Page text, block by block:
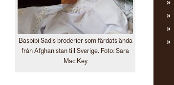
Basbibi Sadis broderier som färdats ända
från Afghanistan till Sverige. Foto: Sara
Mac Key